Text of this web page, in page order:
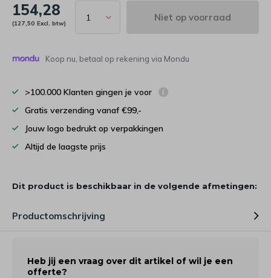
154,28
(127,50 Excl. btw)
Niet op voorraad
Koop nu, betaal op rekening via Mondu
>100.000 Klanten gingen je voor
Gratis verzending vanaf €99,-
Jouw logo bedrukt op verpakkingen
Altijd de laagste prijs
Dit product is beschikbaar in de volgende afmetingen:
Productomschrijving
Heb jij een vraag over dit artikel of wil je een
offerte?